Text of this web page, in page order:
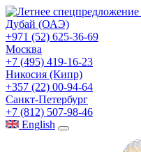
Дубай (ОАЭ)
+971 (52) 625-36-69
Москва
+7 (495) 419-16-23
Никосия (Кипр)
+357 (22) 00-94-64
Санкт-Петербург
+7 (812) 507-98-46
English